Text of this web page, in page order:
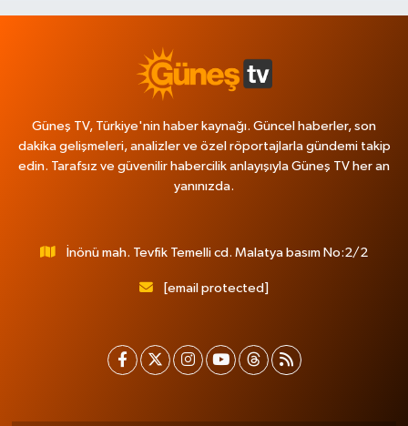
Güneş TV, Türkiye'nin haber kaynağı. Güncel haberler, son
dakika gelişmeleri, analizler ve özel röportajlarla gündemi takip
edin. Tarafsız ve güvenilir habercilik anlayışıyla Güneş TV her an
yanınızda.
İnönü mah. Tevfik Temelli cd. Malatya basım No:2/2
[email protected]